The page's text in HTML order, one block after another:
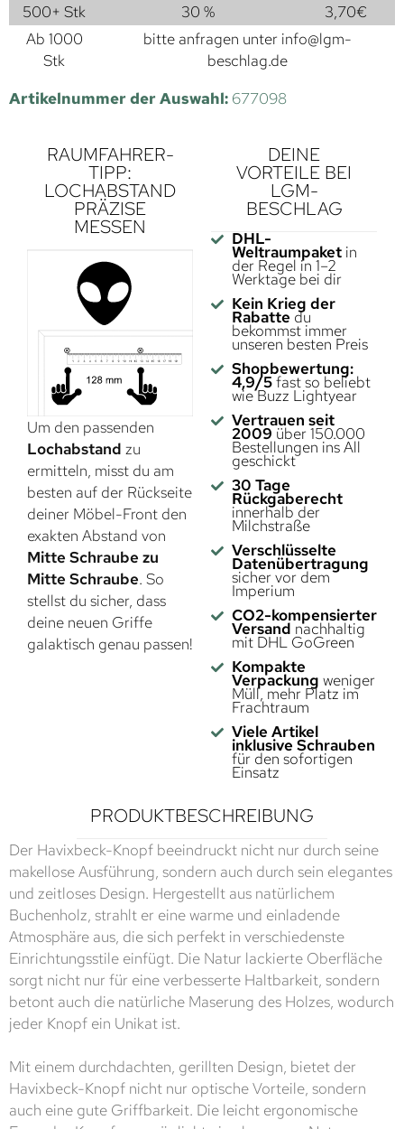
500+ Stk
30 % 3,70€
Ab 1000
Stk
bitte anfragen unter info@lgm-
beschlag.de
Artikelnummer der Auswahl: 677098
RAUMFAHRER-
TIPP:
LOCHABSTAND
PRÄZISE
MESSEN
Um den passenden
Lochabstand zu
ermitteln, misst du am
besten auf der Rückseite
deiner Möbel-Front den
exakten Abstand von
Mitte Schraube zu
Mitte Schraube. So
stellst du sicher, dass
deine neuen Griffe
galaktisch genau passen!
DEINE
VORTEILE BEI
LGM-
BESCHLAG
DHL-
Weltraumpaketin
der Regel in 1–2
Werktage bei dir
Kein Krieg der
Rabattedu
bekommst immer
unseren besten Preis
Shopbewertung:
4,9/5fast so beliebt
wie Buzz Lightyear
Vertrauen seit
2009über 150.000
Bestellungen ins All
geschickt
30 Tage
Rückgaberecht
innerhalb der
Milchstraße
Verschlüsselte
Datenübertragung
sicher vor dem
Imperium
CO2-kompensierter
Versand nachhaltig
mit DHL GoGreen
Kompakte
Verpackung weniger
Müll, mehr Platz im
Frachtraum
Viele Artikel
inklusive Schrauben
für den sofortigen
Einsatz
PRODUKTBESCHREIBUNG
Der Havixbeck-Knopf beeindruckt nicht nur durch seine
makellose Ausführung, sondern auch durch sein elegantes
und zeitloses Design. Hergestellt aus natürlichem
Buchenholz, strahlt er eine warme und einladende
Atmosphäre aus, die sich perfekt in verschiedenste
Einrichtungsstile einfügt. Die Natur lackierte Oberfläche
sorgt nicht nur für eine verbesserte Haltbarkeit, sondern
betont auch die natürliche Maserung des Holzes, wodurch
jeder Knopf ein Unikat ist.
Mit einem durchdachten, gerillten Design, bietet der
Havixbeck-Knopf nicht nur optische Vorteile, sondern
auch eine gute Griffbarkeit. Die leicht ergonomische